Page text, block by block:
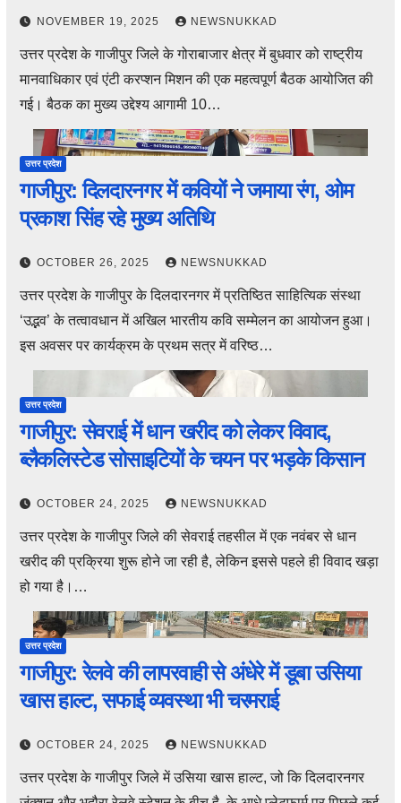
NOVEMBER 19, 2025 NEWSNUKKAD
उत्तर प्रदेश के गाजीपुर जिले के गोराबाजार क्षेत्र में बुधवार को राष्ट्रीय
मानवाधिकार एवं एंटी करप्शन मिशन की एक महत्वपूर्ण बैठक आयोजित की
गई। बैठक का मुख्य उद्देश्य आगामी 10…
उत्तर प्रदेश
गाजीपुर: दिलदारनगर में कवियों ने जमाया रंग, ओम
प्रकाश सिंह रहे मुख्य अतिथि
OCTOBER 26, 2025 NEWSNUKKAD
उत्तर प्रदेश के गाजीपुर के दिलदारनगर में प्रतिष्ठित साहित्यिक संस्था
‘उद्भव’ के तत्वावधान में अखिल भारतीय कवि सम्मेलन का आयोजन हुआ।
इस अवसर पर कार्यक्रम के प्रथम सत्र में वरिष्ठ…
उत्तर प्रदेश
गाजीपुर: सेवराई में धान खरीद को लेकर विवाद,
ब्लैकलिस्टेड सोसाइटियों के चयन पर भड़के किसान
OCTOBER 24, 2025 NEWSNUKKAD
उत्तर प्रदेश के गाजीपुर जिले की सेवराई तहसील में एक नवंबर से धान
खरीद की प्रक्रिया शुरू होने जा रही है, लेकिन इससे पहले ही विवाद खड़ा
हो गया है।…
उत्तर प्रदेश
गाजीपुर: रेलवे की लापरवाही से अंधेरे में डूबा उसिया
खास हाल्ट, सफाई व्यवस्था भी चरमराई
OCTOBER 24, 2025 NEWSNUKKAD
उत्तर प्रदेश के गाजीपुर जिले में उसिया खास हाल्ट, जो कि दिलदारनगर